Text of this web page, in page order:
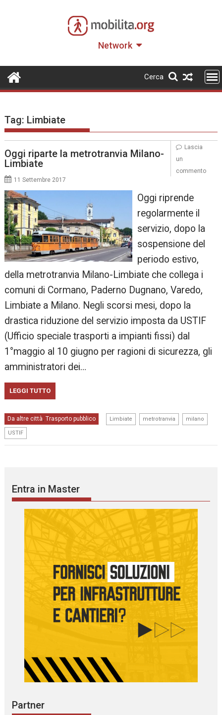
Network
Cerca
Tag: Limbiate
Oggi riparte la metrotranvia Milano-
Limbiate
11 Settembre 2017
Oggi riprende
regolarmente il
servizio, dopo la
sospensione del
periodo estivo,
della metrotranvia Milano-Limbiate che collega i
comuni di Cormano, Paderno Dugnano, Varedo,
Limbiate a Milano. Negli scorsi mesi, dopo la
drastica riduzione del servizio imposta da USTIF
(Ufficio speciale trasporti a impianti fissi) dal
1°maggio al 10 giugno per ragioni di sicurezza, gli
amministratori dei…
LEGGI TUTTO
Da altre città, Trasporto pubblico Limbiate metrotranvia milano
USTIF
Lascia
un
commento
Entra in Master
Partner